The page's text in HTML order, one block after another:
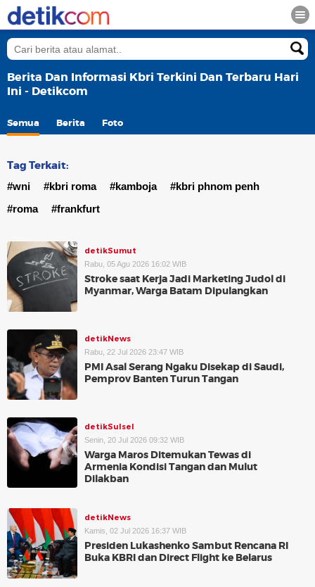
Berita Dan Informasi Kbri Terkini Dan Terbaru Hari
Ini - Detikcom
Semua Berita Foto
Tag Terkait:
#wni #kbri roma #kamboja
#kbri phnom penh
#roma
#frankfurt
detikSumut
Rabu, 05 Agu 2026 16:02 WIB
Stroke saat Kerja Jadi Marketing Judol di
Myanmar, Warga Batam Dipulangkan
detikNews
Rabu, 22 Jul 2026 23:47 WIB
PMI Asal Serang Ngaku Disekap di Saudi,
Pemprov Banten Turun Tangan
detikSulsel
Senin, 20 Jul 2026 09:32 WIB
Warga Maros Ditemukan Tewas di
Armenia Kondisi Tangan dan Mulut
Dilakban
detikNews
Kamis, 02 Jul 2026 16:37 WIB
Presiden Lukashenko Sambut Rencana RI
Buka KBRI dan Direct Flight ke Belarus